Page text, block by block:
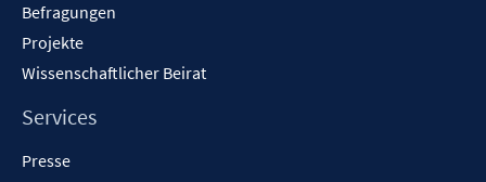
Befragungen
Projekte
Wissenschaftlicher Beirat
Services
Presse